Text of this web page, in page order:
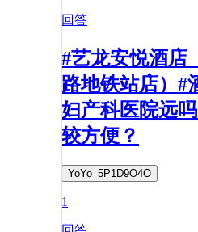
回答
#艺龙安悦酒店
路地铁站店）#
妇产科医院远
较方便？
YoYo_5P1D9O4O
1